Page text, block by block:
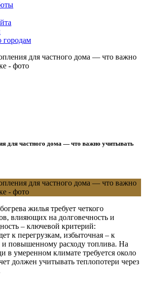
городам
для частного дома — что важно учитывать
жилья требует четкого
влияющих на долговечность и
– ключевой критерий:
к перегрузкам, избыточная – к
повышенному расходу топлива. На
в умеренном климате требуется около
должен учитывать теплопотери через